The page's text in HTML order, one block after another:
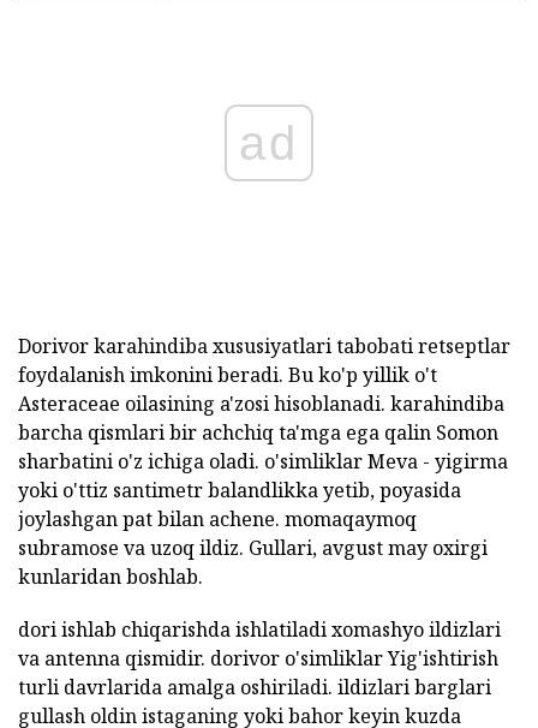
ad
Dorivor karahindiba xususiyatlari tabobati retseptlar
foydalanish imkonini beradi. Bu ko'p yillik o't
Asteraceae oilasining a'zosi hisoblanadi. karahindiba
barcha qismlari bir achchiq ta'mga ega qalin Somon
sharbatini o'z ichiga oladi. o'simliklar Meva - yigirma
yoki o'ttiz santimetr balandlikka yetib, poyasida
joylashgan pat bilan achene. momaqaymoq
subramose va uzoq ildiz. Gullari, avgust may oxirgi
kunlaridan boshlab.
dori ishlab chiqarishda ishlatiladi xomashyo ildizlari
va antenna qismidir. dorivor o'simliklar Yig'ishtirish
turli davrlarida amalga oshiriladi. ildizlari barglari
gullash oldin istaganing yoki bahor keyin kuzda